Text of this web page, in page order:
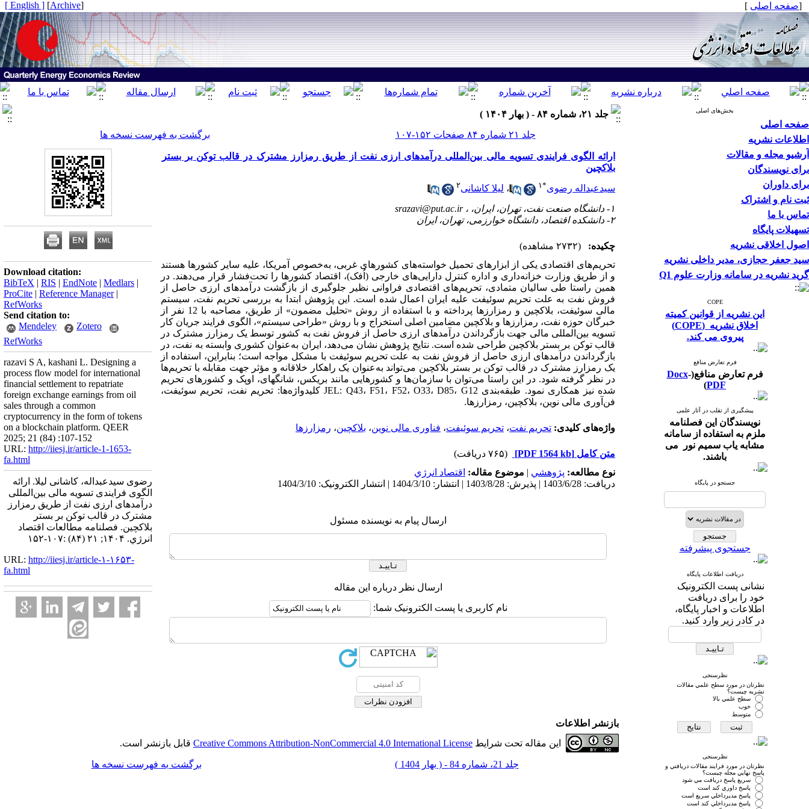
[صفحه اصلی ]
[
Archive
]
[ English ]
بخش‌های اصلی
صفحه اصلی
اطلاعات نشریه
آرشیو مجله و مقالات
برای نویسندگان
برای داوران
ثبت نام و اشتراک
تماس با ما
تسهیلات پایگاه
اصول اخلاقی نشریه
سید جعفر حجازی، مدیر داخلی نشریه
گرید نشریه در سامانه وزارت علوم Q1
COPE
این نشریه از قوانین کمیته
اخلاق نشریه (COPE)
پیروی می کند.
فرم تعارض منافع
فرم تعارض منافع( Docx-
PDF
)
پیشگیری از تقلب در آثار علمی
نویسندگان این فصلنامه
ملزم به استفاده از سامانه
مشابه یاب سمیم نور می
باشند.
جستجو در پایگاه
جستجوی پیشرفته
دریافت اطلاعات پایگاه
نشانی پست الکترونیک
خود را برای دریافت
اطلاعات و اخبار پایگاه،
در کادر زیر وارد کنید.
نظرسنجی
نظرتان در مورد سطح علمي مقالات
نشريه چيست؟
سطح علمي بالا
خوب
متوسط
نظرسنجی
نظرتان در مورد فرايند مقالات دريافتي و
پاسخ نهايي مجله چيست؟
سريع پاسخ دريافت مي شود
پاسخ داوري كند است
پاسخ مديرداخلي سريع است
پاسخ مديرداخلي كند است
جلد ۲۱، شماره ۸۴ - ( بهار ۱۴۰۴ )
جلد ۲۱ شماره ۸۴ صفحات ۱۵۲-۱۰۷
برگشت به فهرست نسخه ها
ارائه الگوی فرایندی تسویه مالی بین‌المللی درآمدهای ارزی نفت از طریق رمزارز مشترک در قالب توکن بر بستر
بلاکچین
سیدعبداله رضوی*۱ ، لیلا کاشانی۲
۱- دانشگاه صنعت نفت، تهران، ایران، ،
srazavi@put.ac.ir
۲- دانشکده اقتصاد، دانشگاه خوارزمی، تهران، ایران
چکیده:
(۲۷۳۲ مشاهده)
تحریم‌های اقتصادی یکی از ابزارهای تحمیل خواسته‌های کشورهای غربی، به‌خصوص آمریکا، علیه سایر کشورها هستند
و از طریق وزارت خزانه‌داری و اداره کنترل دارایی‌های خارجی (اُفک)، اقتصاد کشورها را تحت‌فشار قرار می‌دهند. در
همین راستا طی سالیان متمادی، تحریم‌های اقتصادی فراوانی نظیر جلوگیری از بازگشت درآمدهای ارزی حاصل از
فروش نفت به علت تحریم سوئیفت علیه ایران اعمال شده است. این پژوهش ابتدا به بررسی تحریم نفت، سیستم
مالی سوئیفت، بلاکچین و رمزارزها پرداخته و با استفاده از روش «تحلیل مضمون» از طریق، مصاحبه با 12 نفر از
خبرگان حوزه نفت، رمزارزها و بلاکچین مضامین اصلی استخراج و با روش «طراحی سیستم»، الگوی فرایند جریان کار
تسویه بین‌المللی مالی جهت بازگرداندن درآمدهای ارزی حاصل از فروش نفت به کشور توسط یک رمزارز مشترک در
قالب توکن بر بستر بلاکچین طراحی شده است. نتایج پژوهش نشان می‌دهد، ایران به‌عنوان کشوری وابسته به نفت، در
بازگرداندن درآمدهای ارزی حاصل از فروش نفت به علت تحریم سوئیفت با مشکل مواجه است؛ بنابراین، استفاده از
یک رمزارز مشترک در قالب توکن بر بستر بلاکچین می‌تواند به‌عنوان یک راهکار خلاقانه و مؤثر جهت مقابله با تحریم‌ها
در نظر گرفته شود. در این راستا می‌توان با سازمان‌ها و کشورهایی مانند بریکس، شانگهای، اوپک و کشورهای تحریم
شده نیز همکاری نمود. طبقه‌بندی JEL: Q43، F51، F52، O33، D85، G12 کلیدواژه‌ها: تحریم نفت، تحریم سوئیفت،
فن‌آوری مالی نوین، بلاکچین، رمزارزها.
واژه‌های کلیدی: تحریم نفت، تحریم سوئیفت، فناوری مالی نوین، بلاکچین، رمزارزها
متن کامل [PDF 1564 kb]
(۷۶۵ دریافت)
نوع مطالعه: پژوهشي | موضوع مقاله: اقتصاد انرژي
دریافت: 1403/6/28 | پذیرش: 1403/8/28 | انتشار: 1404/3/10 | انتشار الکترونیک: 1404/3/10
ارسال پیام به نویسنده مسئول
ارسال نظر درباره این مقاله
نام کاربری یا پست الکترونیک شما:
Download citation:
BibTeX | RIS | EndNote | Medlars |
ProCite | Reference Manager|
RefWorks
Send citation to:
Mendeley
Zotero
RefWorks
razavi S A, kashani L. Designing a
process flow model for international
financial settlement to repatriate
foreign exchange earnings from oil
sales through a common
cryptocurrency in the form of tokens
on a blockchain platform. QEER
2025; 21 (84) :107-152
URL: http://iiesj.ir/article-1-1653-
fa.html
رضوی سیدعبداله، کاشانی لیلا. ارائه
الگوی فرایندی تسویه مالی بین‌المللی
درآمدهای ارزی نفت از طریق رمزارز
مشترک در قالب توکن بر بستر
بلاکچین. فصلنامه مطالعات اقتصاد
انرژي. ۱۴۰۴; ۲۱ (۸۴) :۱۰۷-۱۵۲
URL: http://iiesj.ir/article-۱-۱۶۵۳-
fa.html
بازنشر اطلاعات
این مقاله تحت شرایط Creative Commons Attribution-NonCommercial 4.0 International License قابل بازنشر است.
جلد 21، شماره 84 - ( بهار 1404 ) برگشت به فهرست نسخه ها